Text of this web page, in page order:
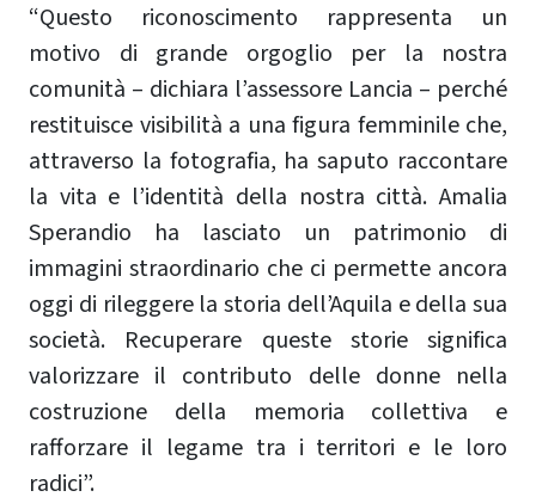
“Questo riconoscimento rappresenta un
motivo di grande orgoglio per la nostra
comunità – dichiara l’assessore Lancia – perché
restituisce visibilità a una figura femminile che,
attraverso la fotografia, ha saputo raccontare
la vita e l’identità della nostra città. Amalia
Sperandio ha lasciato un patrimonio di
immagini straordinario che ci permette ancora
oggi di rileggere la storia dell’Aquila e della sua
società. Recuperare queste storie significa
valorizzare il contributo delle donne nella
costruzione della memoria collettiva e
rafforzare il legame tra i territori e le loro
radici”.